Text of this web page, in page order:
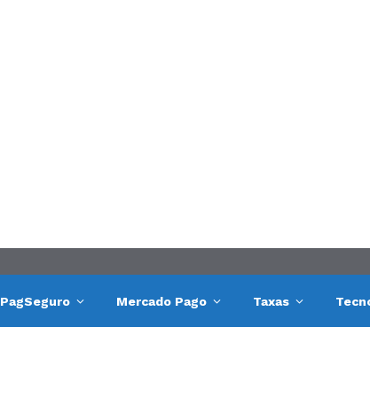
PagSeguro Mercado Pago Taxas